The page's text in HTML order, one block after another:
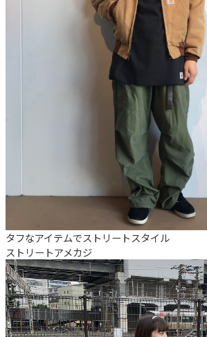
タフなアイテムでストリートスタイル
ストリートアメカジ